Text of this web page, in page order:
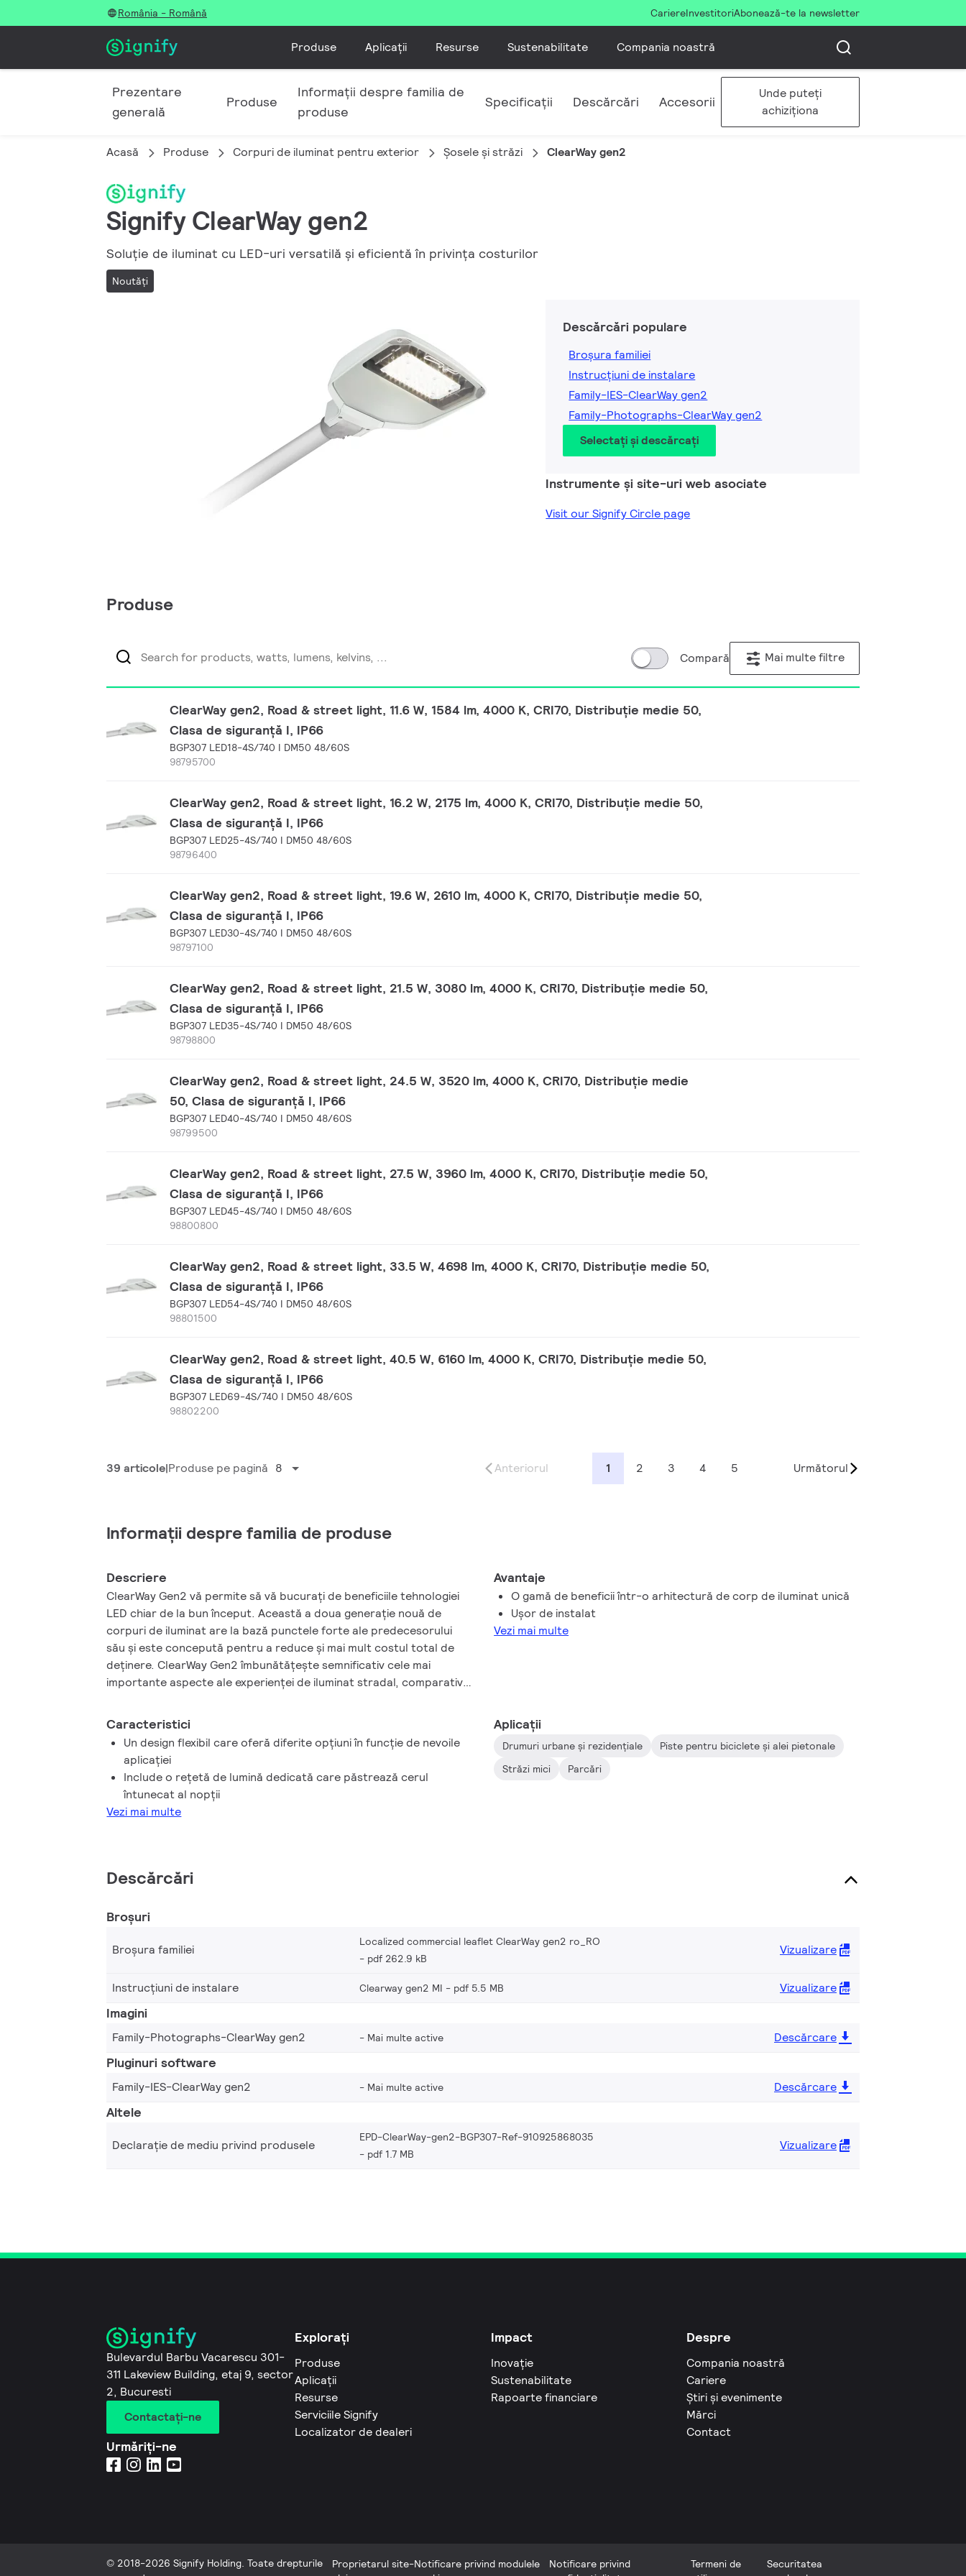
România - Română CariereInvestitoriAbonează-te la newsletter
Produse Aplicații Resurse Sustenabilitate Compania noastră
Prezentare
generală
Produse
Informații despre familia de
produse
Specificații Descărcări Accesorii
Unde puteți
achiziționa
Acasă Produse Corpuri de iluminat pentru exterior Șosele și străzi ClearWay gen2
Signify ClearWay gen2
Soluție de iluminat cu LED-uri versatilă și eficientă în privința costurilor
Noutăţi
Descărcări populare
Broșura familiei
Instrucțiuni de instalare
Family-IES-ClearWay gen2
Family-Photographs-ClearWay gen2
Selectați și descărcați
Instrumente și site-uri web asociate
Visit our Signify Circle page
Produse
Compară Mai multe filtre
ClearWay gen2, Road & street light, 11.6 W, 1584 lm, 4000 K, CRI70, Distribuție medie 50,
Clasa de siguranță I, IP66
BGP307 LED18-4S/740 I DM50 48/60S
98795700
ClearWay gen2, Road & street light, 16.2 W, 2175 lm, 4000 K, CRI70, Distribuție medie 50,
Clasa de siguranță I, IP66
BGP307 LED25-4S/740 I DM50 48/60S
98796400
ClearWay gen2, Road & street light, 19.6 W, 2610 lm, 4000 K, CRI70, Distribuție medie 50,
Clasa de siguranță I, IP66
BGP307 LED30-4S/740 I DM50 48/60S
98797100
ClearWay gen2, Road & street light, 21.5 W, 3080 lm, 4000 K, CRI70, Distribuție medie 50,
Clasa de siguranță I, IP66
BGP307 LED35-4S/740 I DM50 48/60S
98798800
ClearWay gen2, Road & street light, 24.5 W, 3520 lm, 4000 K, CRI70, Distribuție medie
50, Clasa de siguranță I, IP66
BGP307 LED40-4S/740 I DM50 48/60S
98799500
ClearWay gen2, Road & street light, 27.5 W, 3960 lm, 4000 K, CRI70, Distribuție medie 50,
Clasa de siguranță I, IP66
BGP307 LED45-4S/740 I DM50 48/60S
98800800
ClearWay gen2, Road & street light, 33.5 W, 4698 lm, 4000 K, CRI70, Distribuție medie 50,
Clasa de siguranță I, IP66
BGP307 LED54-4S/740 I DM50 48/60S
98801500
ClearWay gen2, Road & street light, 40.5 W, 6160 lm, 4000 K, CRI70, Distribuție medie 50,
Clasa de siguranță I, IP66
BGP307 LED69-4S/740 I DM50 48/60S
98802200
39 articole Produse pe pagină 8 Anteriorul 1 2 3 4 5 Următorul
Informații despre familia de produse
Descriere
ClearWay Gen2 vă permite să vă bucurați de beneficiile tehnologiei
LED chiar de la bun început. Această a doua generație nouă de
corpuri de iluminat are la bază punctele forte ale predecesorului
său și este concepută pentru a reduce și mai mult costul total de
deținere. ClearWay Gen2 îmbunătățește semnificativ cele mai
importante aspecte ale experienței de iluminat stradal, comparativ
renovarea instalațiilor existente, această gamă accesibilă de soluții
economiile semnificative de energie și reducerea costurilor de
întreținere. Pe scurt, ClearWay Gen2 este sinonimă cu lumina de
bună calitate și toate beneficiile suplimentare ale tehnologiei LED -
economisirea de energie și durata mare de viață. Un singur pachet
care oferă mai multe beneficii, într-un design mai subțire și mai ușor,
Avantaje
O gamă de beneficii într-o arhitectură de corp de iluminat unică
Ușor de instalat
Vezi mai multe
Caracteristici
Un design flexibil care oferă diferite opțiuni în funcție de nevoile
aplicației
Include o rețetă de lumină dedicată care păstrează cerul
întunecat al nopții
Vezi mai multe
Aplicații
Drumuri urbane și rezidențiale
Piste pentru biciclete și alei pietonale
Străzi mici
Parcări
Descărcări
Broșuri
Broșura familiei
Localized commercial leaflet ClearWay gen2 ro_RO
pdf 262.9 kB
Vizualizare
Instrucțiuni de instalare Clearway gen2 MI pdf 5.5 MB Vizualizare
Imagini
Family-Photographs-ClearWay gen2 Mai multe active Descărcare
Pluginuri software
Family-IES-ClearWay gen2 Mai multe active Descărcare
Altele
Declarație de mediu privind produsele
EPD-ClearWay-gen2-BGP307-Ref-910925868035
pdf 1.7 MB
Vizualizare
Bulevardul Barbu Vacarescu 301-
311 Lakeview Building, etaj 9, sector
2, Bucuresti
Contactaţi-ne
Urmăriți-ne
Explorați
Produse
Aplicații
Resurse
Serviciile Signify
Localizator de dealeri
Impact
Inovație
Sustenabilitate
Rapoarte financiare
Despre
Compania noastră
Cariere
Știri și evenimente
Mărci
Contact
© 2018-2026 Signify Holding. Toate drepturile
Proprietarul site-Notificare privind modulele
Notificare privind
Termeni de
Securitatea